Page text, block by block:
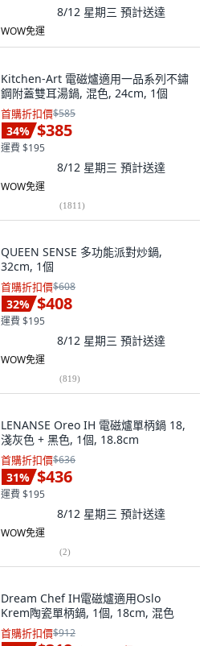
8/12 星期三 預計送達
WOW免運
Kitchen-Art 電磁爐適用一品系列不鏽
鋼附蓋雙耳湯鍋, 混色, 24cm, 1個
首購折扣價$585
34% $385
運費 $195
8/12 星期三 預計送達
WOW免運
(1811)
QUEEN SENSE 多功能派對炒鍋,
32cm, 1個
首購折扣價$608
32% $408
運費 $195
8/12 星期三 預計送達
WOW免運
(819)
LENANSE Oreo IH 電磁爐單柄鍋 18,
淺灰色 + 黑色, 1個, 18.8cm
首購折扣價$636
31% $436
運費 $195
8/12 星期三 預計送達
WOW免運
(2)
Dream Chef IH電磁爐適用Oslo
Krem陶瓷單柄鍋, 1個, 18cm, 混色
首購折扣價$912